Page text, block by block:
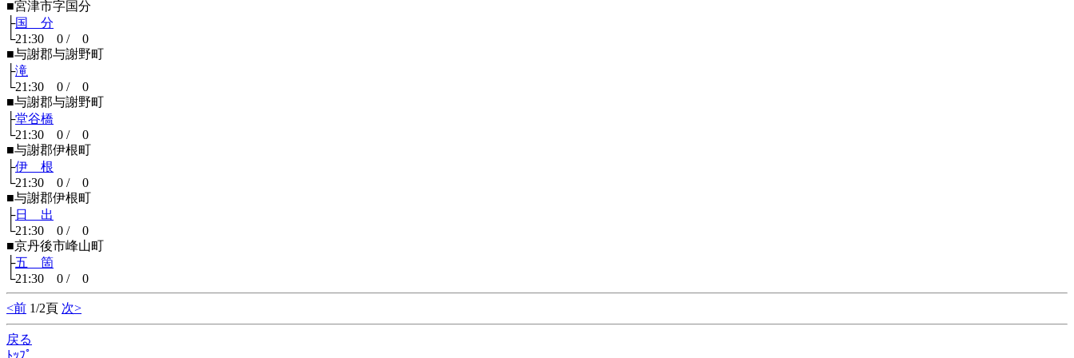
■宮津市字国分
├国 分
└21:30 0 / 0
■与謝郡与謝野町
├滝
└21:30 0 / 0
■与謝郡与謝野町
├堂谷橋
└21:30 0 / 0
■与謝郡伊根町
├伊 根
└21:30 0 / 0
■与謝郡伊根町
├日 出
└21:30 0 / 0
■京丹後市峰山町
├五 箇
└21:30 0 / 0
<前 1/2頁 次>
戻る
ﾄｯﾌﾟ